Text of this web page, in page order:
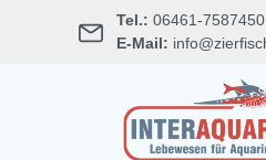
springen Tel.: 06461-
E-Mail: